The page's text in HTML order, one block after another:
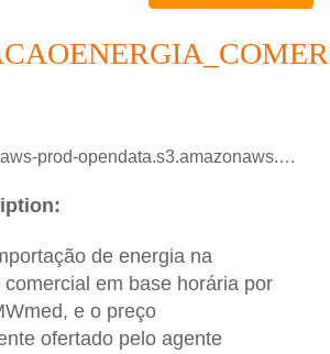
dataset/importacaoenergia-comercial-2-ho/IMPORTACAOENERGIA_COMERCIAL-2_2024.xlsx
de energia na
comercial em base horária por
e o preço
ofertado pelo agente